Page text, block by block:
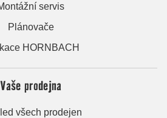
servis
Plánovače
HORNBACH
Vaše prodejna
všech prodejen